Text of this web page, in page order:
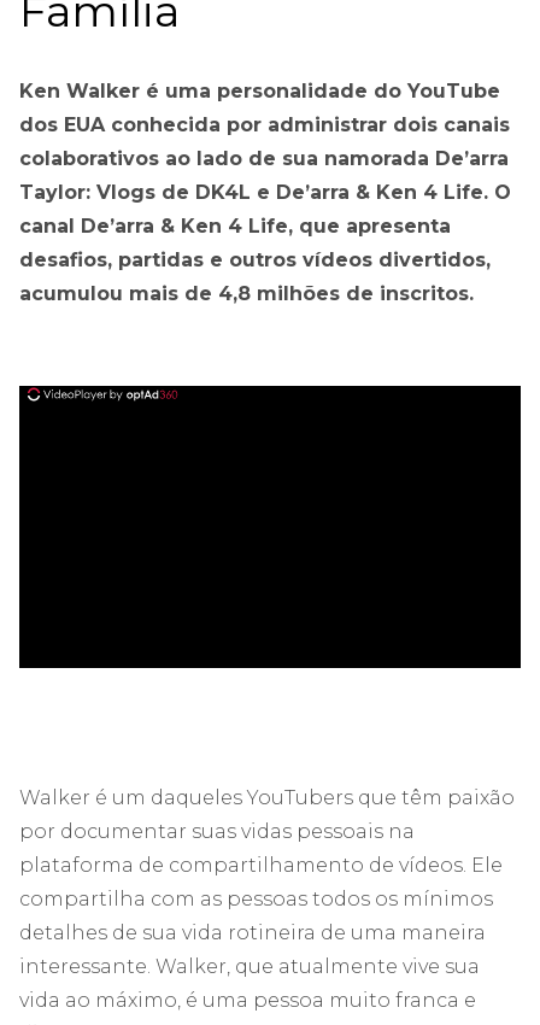
Ken Walker é uma personalidade do YouTube
dos EUA conhecida por administrar dois canais
colaborativos ao lado de sua namorada De’arra
Taylor: Vlogs de DK4L e De’arra & Ken 4 Life. O
canal De’arra & Ken 4 Life, que apresenta
desafios, partidas e outros vídeos divertidos,
acumulou mais de 4,8 milhões de inscritos.
Walker é um daqueles YouTubers que têm paixão
por documentar suas vidas pessoais na
plataforma de compartilhamento de vídeos. Ele
compartilha com as pessoas todos os mínimos
detalhes de sua vida rotineira de uma maneira
interessante. Walker, que atualmente vive sua
vida ao máximo, é uma pessoa muito franca e